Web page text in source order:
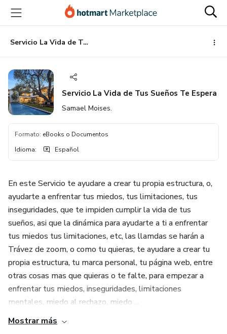
principal
página
de
página
Servicio La Vida de Tus Sueños Te Espera
Servicio La Vida de Tus Sueños Te Espera
Samael Moises.
Formato: eBooks o Documentos
Idioma: Español
En este Servicio te ayudare a crear tu propia estructura, o,
ayudarte a enfrentar tus miedos, tus limitaciones, tus
inseguridades, que te impiden cumplir la vida de tus
sueños, asi que la dinámica para ayudarte a ti a enfrentar
tus miedos tus limitaciones, etc, las llamdas se harán a
Trávez de zoom, o como tu quieras, te ayudare a crear tu
propia estructura, tu marca personal, tu página web, entre
otras cosas mas que quieras o te falte, para empezar a
enfrentar tus miedos, inseguridades, limitaciones
mentales, miedo al rechazo, miedo ...
Mostrar más